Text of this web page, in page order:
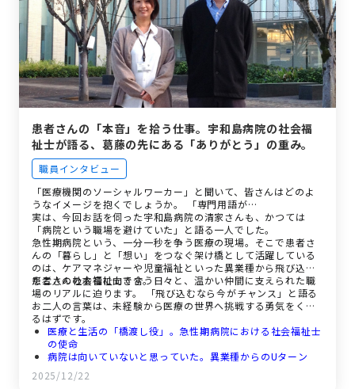
患者さんの「本音」を拾う仕事。宇和島病院の社会福
祉士が語る、葛藤の先にある「ありがとう」の重み。
職員インタビュー
「医療機関のソーシャルワーカー」と聞いて、皆さんはどのよ
うなイメージを抱くでしょうか。 「専門用語が…
実は、今回お話を伺った宇和島病院の清家さんも、かつては
「病院という職場を避けていた」と語る一人でした。
急性期病院という、一分一秒を争う医療の現場。そこで患者さ
んの「暮らし」と「想い」をつなぐ架け橋として活躍している
のは、ケアマネジャーや児童福祉といった異業種から飛び込ん
だ二人の社会福祉士です。
患者さんの本音に向き合う日々と、温かい仲間に支えられた職
場のリアルに迫ります。 「飛び込むなら今がチャンス」と語る
お二人の言葉は、未経験から医療の世界へ挑戦する勇気をくれ
るはずです。
医療と生活の「橋渡し役」。急性期病院における社会福祉士
の使命
病院は向いていないと思っていた。異業種からのUターン
と、志望理由
患者さんの「本音」を受け止める。葛藤の先にある「ありが
2025/12/22